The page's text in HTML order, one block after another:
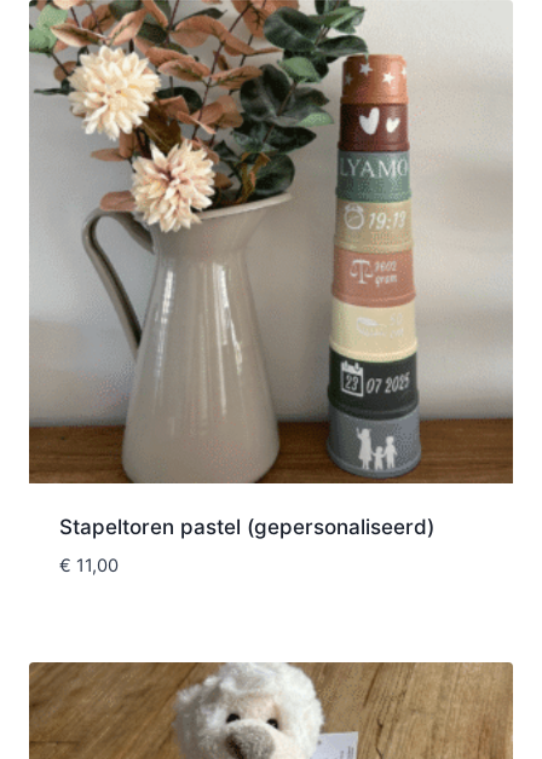
Stapeltoren pastel (gepersonaliseerd)
€ 11,00